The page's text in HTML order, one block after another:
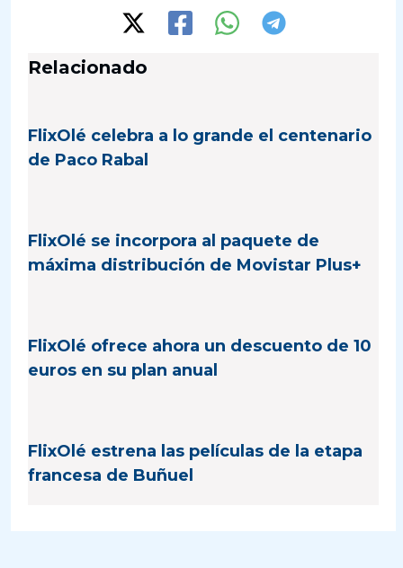
Relacionado
FlixOlé celebra a lo grande el centenario
de Paco Rabal
FlixOlé se incorpora al paquete de
máxima distribución de Movistar Plus+
FlixOlé ofrece ahora un descuento de 10
euros en su plan anual
FlixOlé estrena las películas de la etapa
francesa de Buñuel